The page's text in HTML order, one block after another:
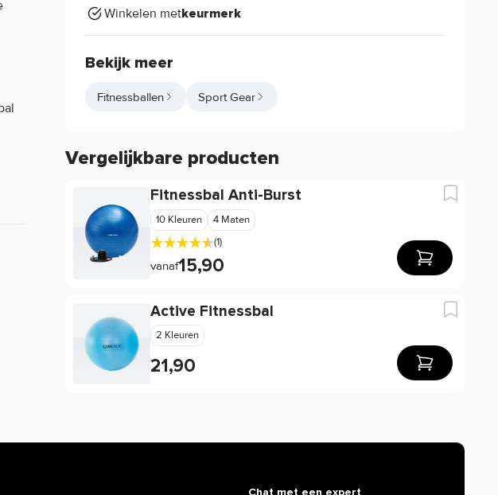
Winkelen metkeurmerk
Bekijk meer
Fitnessballen Sport Gear
Vergelijkbare producten
Fitnessbal Anti-Burst
10 Kleuren
4 Maten
(1)
vanaf15,90
Active Fitnessbal
2 Kleuren
21,90
Chat met een expert